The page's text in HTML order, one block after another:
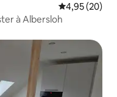
Évaluation
4,95 (20)
à Albersloh